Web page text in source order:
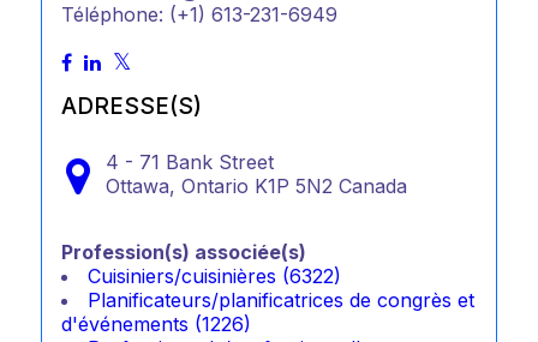
Téléphone: (+1) 613-231-6949
ADRESSE(S)
4 - 71 Bank Street
Ottawa, Ontario K1P 5N2 Canada
Profession(s) associée(s)
Cuisiniers/cuisinières (6322)
Planificateurs/planificatrices de congrès et
d'événements (1226)